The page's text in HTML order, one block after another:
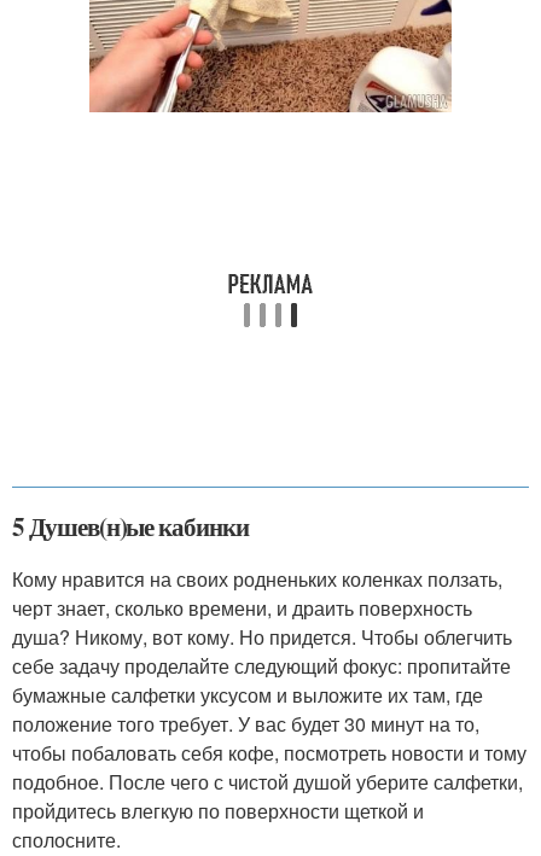
5 Душев(н)ые кабинки
Кому нравится на своих родненьких коленках ползать,
черт знает, сколько времени, и драить поверхность
душа? Никому, вот кому. Но придется. Чтобы облегчить
себе задачу проделайте следующий фокус: пропитайте
бумажные салфетки уксусом и выложите их там, где
положение того требует. У вас будет 30 минут на то,
чтобы побаловать себя кофе, посмотреть новости и тому
подобное. После чего с чистой душой уберите салфетки,
пройдитесь влегкую по поверхности щеткой и
сполосните.